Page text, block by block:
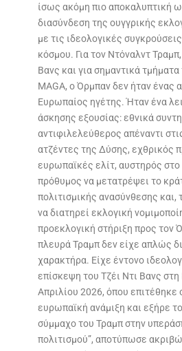
ίσως ακόμη πιο αποκαλυπτική
διασύνδεση της ουγγρικής
με τις ιδεολογικές
κόσμου. Για τον Ντόναλντ Τραμπ,
Βανς και για σημαντικά
MAGA, ο Όρμπαν δεν ήταν ένας
Ευρωπαίος ηγέτης. Ήταν ένα
άσκησης εξουσίας: εθνικά
αντιφιλελεύθερος απέναντι
ατζέντες της Δύσης, εχθρικός
ευρωπαϊκές ελίτ, αυστηρός στο
πρόθυμος να μετατρέψει το
πολιτισμικής ανασύνθεσης και,
να διατηρεί εκλογική
προεκλογική στήριξη προς τον
πλευρά Τραμπ δεν είχε απλώς
χαρακτήρα. Είχε έντονο
επίσκεψη του Τζέι Ντι Βανς
Απριλίου 2026, όπου επιτέθηκε
ευρωπαϊκή ανάμιξη και εξήρε
σύμμαχο του Τραμπ στην
πολιτισμού”, αποτύπωσε